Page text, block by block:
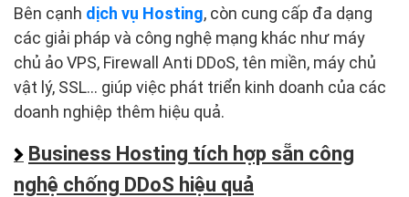
Bên cạnh dịch vụ Hosting, còn cung cấp đa dạng
các giải pháp và công nghệ mạng khác như máy
chủ ảo VPS, Firewall Anti DDoS, tên miền, máy chủ
vật lý, SSL… giúp việc phát triển kinh doanh của các
doanh nghiệp thêm hiệu quả.
Business Hosting tích hợp sẵn công
nghệ chống DDoS hiệu quả